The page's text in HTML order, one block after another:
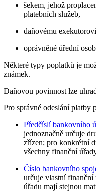
šekem, jehož
platebních služeb,
daňovému
oprávněné úřední
Některé typy poplatků je
známek.
Daňovou povinnost lze
Pro správné odeslání platby
Předčíslí bankovního
jednoznačně určuje
zřízen; pro konkrétní
všechny finanční
Číslo bankovního
určuje vlastní finanční
úřadu mají stejnou